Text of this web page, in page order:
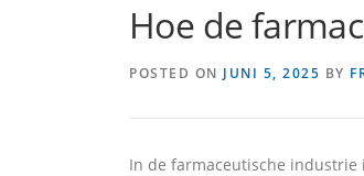
Hoe de
POSTED ON JUNI 5, 2025 BY
In de farmaceutische